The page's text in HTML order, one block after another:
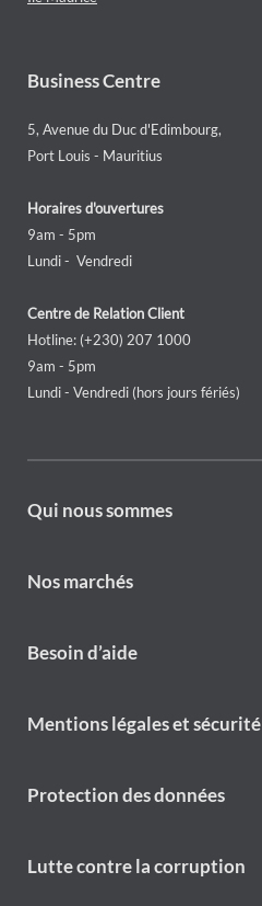
Business Centre
5, Avenue du Duc d'Edimbourg,
Port Louis - Mauritius
Horaires d'ouvertures
9am - 5pm
Lundi - Vendredi
Centre de Relation Client
Hotline: (+230) 207 1000
9am - 5pm
Lundi - Vendredi (hors jours fériés)
Footer
are
Qui nous sommes
Nos marchés
Footer
Besoin d’aide
Footer
Mentions légales et sécurité
Protection des données
Lutte contre la corruption